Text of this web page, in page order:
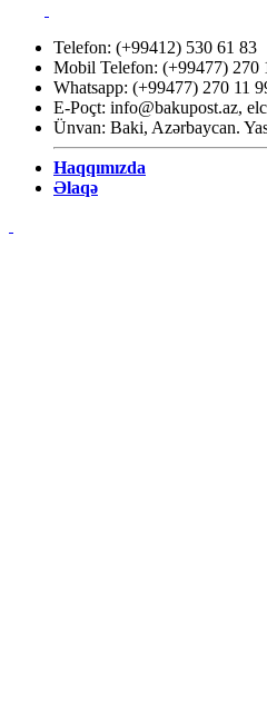
Telefon: (+99412) 530 61 83
Mobil Telefon: (+99477) 270
Whatsapp: (+99477) 270 11
E-Poçt: info@bakupost.az,
Ünvan: Baki, Azərbaycan.
Haqqımızda
Əlaqə